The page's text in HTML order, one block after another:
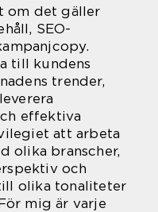
om det gäller
SEO-
till kundens
trender,
effektiva
att arbeta
olika branscher,
och
olika tonaliteter
mig är varje